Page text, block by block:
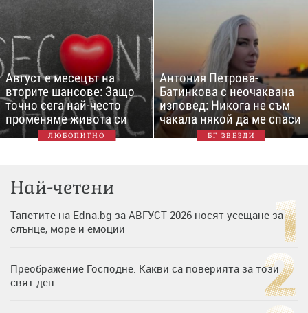
Август е месецът на
вторите шансове: Защо
точно сега най-често
променяме живота си
ЛЮБОПИТНО
Антония Петрова-
Батинкова с неочаквана
изповед: Никога не съм
чакала някой да ме спаси
БГ ЗВЕЗДИ
Най-четени
Тапетите на Edna.bg за АВГУСТ 2026 носят усещане за
слънце, море и емоции
Преображение Господне: Какви са поверията за този
свят ден